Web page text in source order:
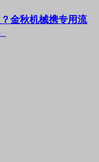
金秋机械携专用流